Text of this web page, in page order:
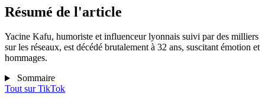
Résumé de l'article
Yacine Kafu, humoriste et influenceur lyonnais suivi par des milliers
sur les réseaux, est décédé brutalement à 32 ans, suscitant émotion et
hommages.
Sommaire
Tout surTikTok